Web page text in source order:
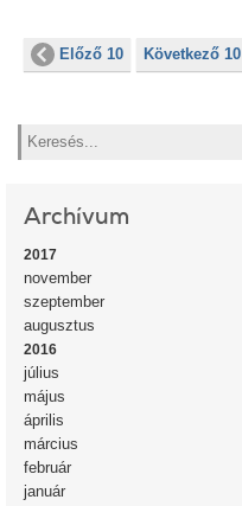
Előző 10 Következő 10
Keresés
Archívum
2017
november
szeptember
augusztus
2016
július
május
április
március
február
január